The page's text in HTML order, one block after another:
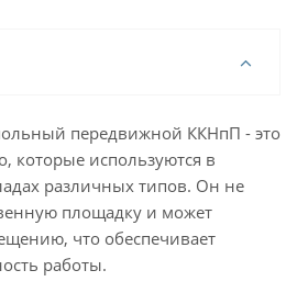
передвижной ККНпП - это
которые используются в
различных типов. Он не
площадку и может
что обеспечивает
работы.